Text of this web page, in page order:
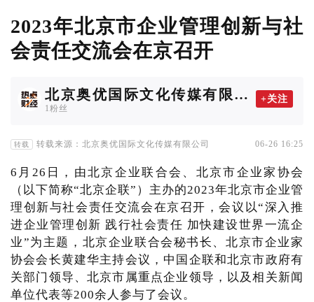
2023年北京市企业管理创新与社
会责任交流会在京召开
北京奥优国际文化传媒有限公
司
1粉丝
+关注
转载 转载来源：北京奥优国际文化传媒有限公司 06-26 16:25
6月26日，由北京企业联合会、北京市企业家协会
（以下简称“北京企联”）主办的2023年北京市企业管
理创新与社会责任交流会在京召开，会议以“深入推
进企业管理创新 践行社会责任 加快建设世界一流企
业”为主题，北京企业联合会秘书长、北京市企业家
协会会长黄建华主持会议，中国企联和北京市政府有
关部门领导、北京市属重点企业领导，以及相关新闻
单位代表等200余人参与了会议。